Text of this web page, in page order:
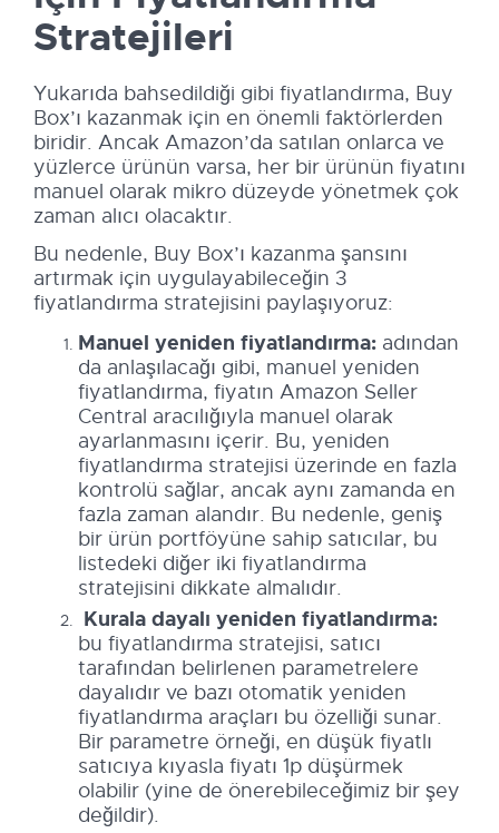
Stratejileri
Yukarıda bahsedildiği gibi fiyatlandırma, Buy
Box’ı kazanmak için en önemli faktörlerden
biridir. Ancak Amazon’da satılan onlarca ve
yüzlerce ürünün varsa, her bir ürünün fiyatını
manuel olarak mikro düzeyde yönetmek çok
zaman alıcı olacaktır.
Bu nedenle, Buy Box’ı kazanma şansını
artırmak için uygulayabileceğin 3
fiyatlandırma stratejisini paylaşıyoruz:
Manuel yeniden fiyatlandırma: adından
da anlaşılacağı gibi, manuel yeniden
fiyatlandırma, fiyatın Amazon Seller
Central aracılığıyla manuel olarak
ayarlanmasını içerir. Bu, yeniden
fiyatlandırma stratejisi üzerinde en fazla
kontrolü sağlar, ancak aynı zamanda en
fazla zaman alandır. Bu nedenle, geniş
bir ürün portföyüne sahip satıcılar, bu
listedeki diğer iki fiyatlandırma
stratejisini dikkate almalıdır.
Kurala dayalı yeniden fiyatlandırma:
bu fiyatlandırma stratejisi, satıcı
tarafından belirlenen parametrelere
dayalıdır ve bazı otomatik yeniden
fiyatlandırma araçları bu özelliği sunar.
Bir parametre örneği, en düşük fiyatlı
satıcıya kıyasla fiyatı 1p düşürmek
olabilir (yine de önerebileceğimiz bir şey
değildir).